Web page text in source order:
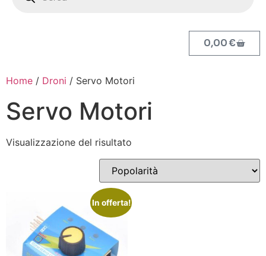
0,00€
Home / Droni / Servo Motori
Servo Motori
Visualizzazione del risultato
In offerta!